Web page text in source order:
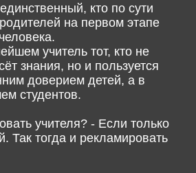
кто по сути
на первом этапе
учитель тот, кто не
знания, но и пользуется
доверием детей, а в
студентов.
учителя? - Если только
Так тогда и рекламировать